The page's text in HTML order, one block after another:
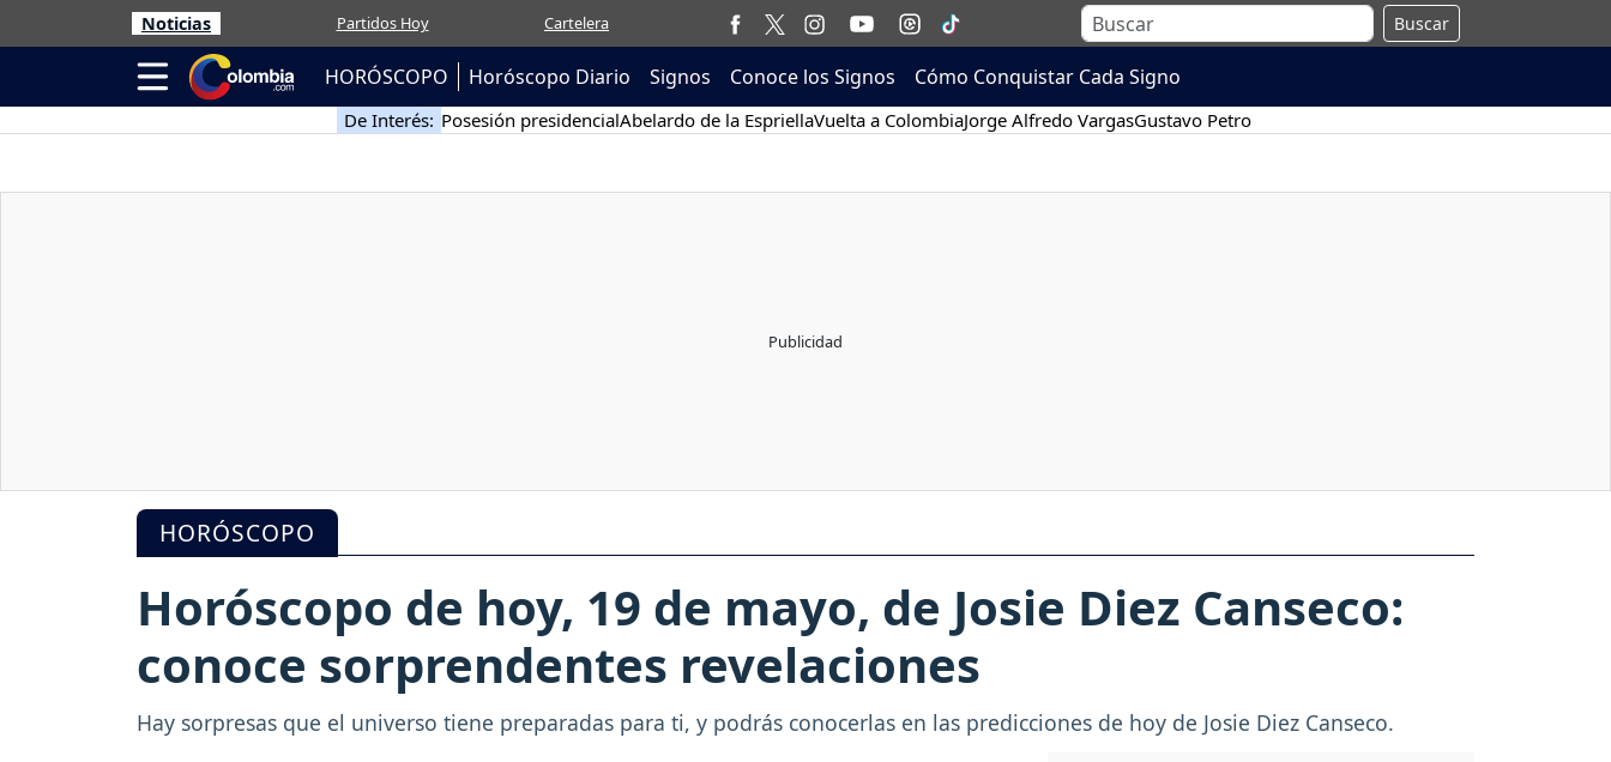
Noticias Partidos Hoy Cartelera Buscar
HORÓSCOPO Horóscopo Diario Signos Conoce los Signos Cómo Conquistar Cada Signo
De Interés: Posesión presidencialAbelardo de la EspriellaVuelta a ColombiaJorge Alfredo VargasGustavo Petro
HORÓSCOPO
Horóscopo de hoy, 19 de mayo, de Josie Diez Canseco:
conoce sorprendentes revelaciones
Hay sorpresas que el universo tiene preparadas para ti, y podrás conocerlas en las predicciones de hoy de Josie Diez Canseco.